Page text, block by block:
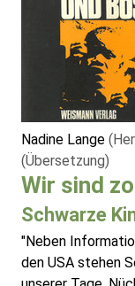
Nadine Lange
(Übersetzung)
Wir sind
Schwarze
"Neben
den USA stehen